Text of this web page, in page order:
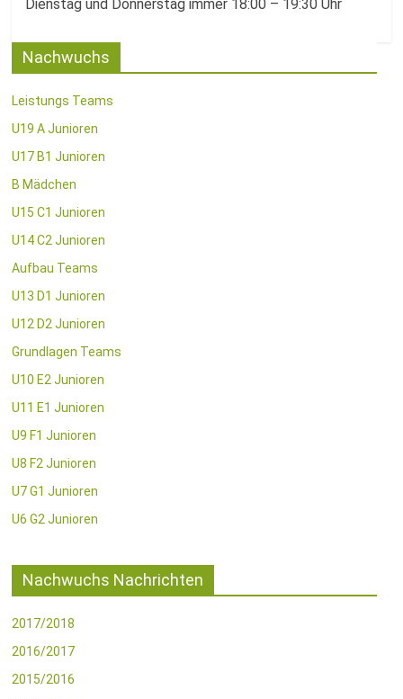
Dienstag und Donnerstag immer 18:00 – 19:30 Uhr
Nachwuchs
Leistungs Teams
U19 A Junioren
U17 B1 Junioren
B Mädchen
U15 C1 Junioren
U14 C2 Junioren
Aufbau Teams
U13 D1 Junioren
U12 D2 Junioren
Grundlagen Teams
U10 E2 Junioren
U11 E1 Junioren
U9 F1 Junioren
U8 F2 Junioren
U7 G1 Junioren
U6 G2 Junioren
Nachwuchs Nachrichten
2017/2018
2016/2017
2015/2016